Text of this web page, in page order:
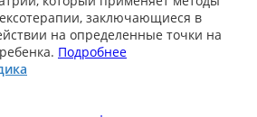
заключающиеся в
на определенные точки на
Подробнее